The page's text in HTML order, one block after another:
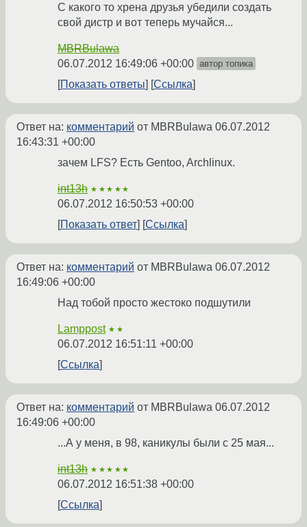
С какого то хрена друзья убедили создать
свой дистр и вот теперь мучайся...
MBRBulawa
06.07.2012 16:49:06 +00:00 автор топика
Показать ответы Ссылка
Ответ на: комментарий от MBRBulawa 06.07.2012
16:43:31 +00:00
зачем LFS? Есть Gentoo, Archlinux.
int13h ★★★★★
06.07.2012 16:50:53 +00:00
Показать ответ
Ссылка
Ответ на: комментарий от MBRBulawa 06.07.2012
16:49:06 +00:00
Над тобой просто жестоко подшутили
Lamppost ★★
06.07.2012 16:51:11 +00:00
Ссылка
Ответ на: комментарий от MBRBulawa 06.07.2012
16:49:06 +00:00
...А у меня, в 98, каникулы были с 25 мая...
int13h ★★★★★
06.07.2012 16:51:38 +00:00
Ссылка